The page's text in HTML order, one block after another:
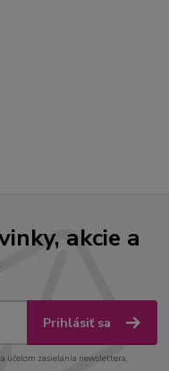
akcie a
Prihlásiť sa
účelom zasielania newslettera.